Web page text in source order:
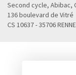
Second cycle, Abibac,
136 boulevard de Vitré
CS 10637 - 35706